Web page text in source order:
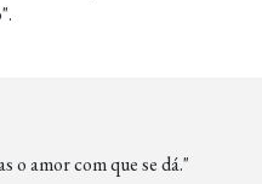
o amor com que se dá."